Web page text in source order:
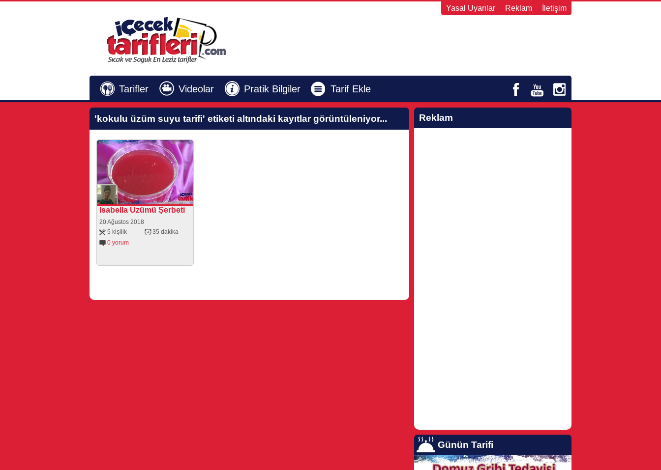
Yasal Uyarılar Reklam İletişim
Tarifler Videolar Pratik Bilgiler Tarif Ekle
'kokulu üzüm suyu tarifi' etiketi altındaki kayıtlar görüntüleniyor...
İsabella Üzümü Şerbeti
20 Ağustos 2018
5 kişilik
35 dakika
0 yorum
Reklam
Günün Tarifi